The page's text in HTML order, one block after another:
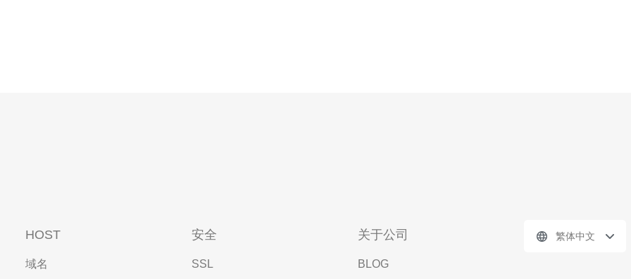
HOST
域名
安全
SSL
关于公司
BLOG
繁体中文